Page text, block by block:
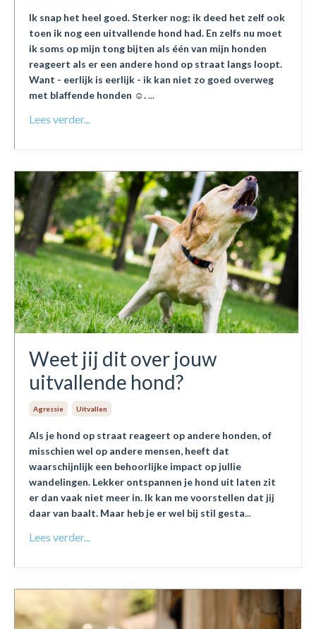
Ik snap het heel goed. Sterker nog: ik deed het zelf ook
toen ik nog een uitvallende hond had. En zelfs nu moet
ik soms op mijn tong bijten als één van mijn honden
reageert als er een andere hond op straat langs loopt.
Want - eerlijk is eerlijk - ik kan niet zo goed overweg
met blaffende honden ☺️....
Lees verder...
Weet jij dit over jouw
uitvallende hond?
Agressie Uitvallen
Als je hond op straat reageert op andere honden, of
misschien wel op andere mensen, heeft dat
waarschijnlijk een behoorlijke impact op jullie
wandelingen. Lekker ontspannen je hond uit laten zit
er dan vaak niet meer in. Ik kan me voorstellen dat jij
daar van baalt. Maar heb je er wel bij stil gesta...
Lees verder...